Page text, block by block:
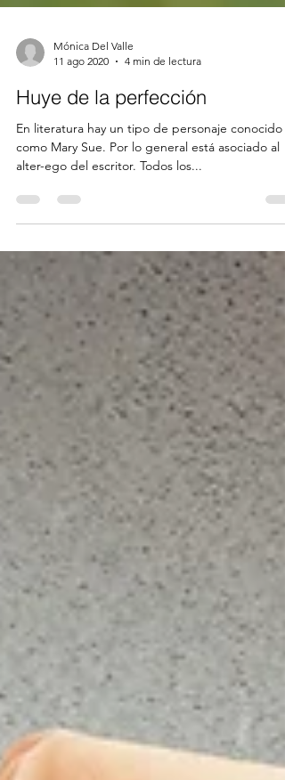
11 ago 2020
4 min de lectura
Huye de la perfección
En literatura hay un tipo de personaje conocido
alter-ego del escritor. Todos los...